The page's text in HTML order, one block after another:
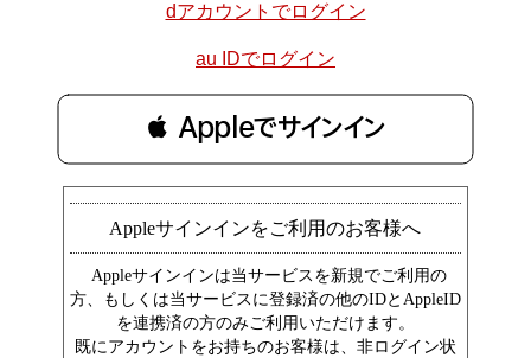
dアカウントでログイン
au IDでログイン
 Appleでサインイン
Appleサインインをご利用のお客様へ
Appleサインインは当サービスを新規でご利用の
方、もしくは当サービスに登録済の他のIDとAppleID
を連携済の方のみご利用いただけます。
既にアカウントをお持ちのお客様は、非ログイン状